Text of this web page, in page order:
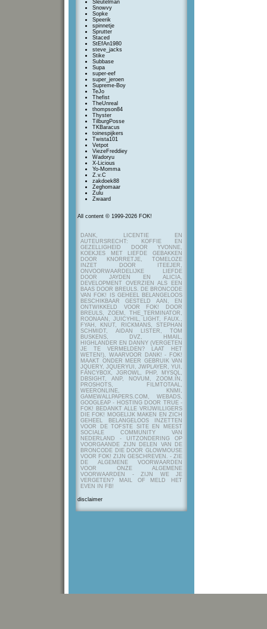
Sleutelman
Snowvy
Sopke
Speerik
spinnetje
Sprutter
Staced
StEfAn1980
steve_jacks
Stike
Subbase
Supa
super-eef
super_jeroen
Supreme-Boy
TeJo
Thefist
TheUnreal
thompson84
Thyster
TilburgPosse
TKBaracus
toinespijkers
Twista101
Vetpot
ViezeFreddiey
Wadoryu
X-Licious
Yo-Momma
Z.v.C
zakdoek88
Zeghomaar
Zulu
Zwaard
All content © 1999-2026 FOK!
DANK, LICENTIE EN
AUTEURSRECHT: KOFFIE EN
GEZELLIGHEID DOOR YVONNE,
KOEKJES MET LIEFDE GEBAKKEN
DOOR KNORRETJE, TOMELOZE
INZET DOOR ITEEJER,
ONVOORWAARDELIJKE LIEFDE
DOOR JAYDEN EN ALICIA,
DEVELOPMENT OVERZIEN ALS EEN
BAAS DOOR BREULS. DE BRONCODE
VAN FOK! IS GEHEEL BELANGELOOS
BESCHIKBAAR GESTELD AAN, EN
ONTWIKKELD VOOR FOK! DOOR
BREULS, ZOEM, THE_TERMINATOR,
ROONAAN, JUICYHIL, LIGHT, FAUX.,
FYAH, KNUT, RICKMANS, STEPHAN
SCHMIDT, AIDAN LISTER, TOM
BUSKENS, DVZ, HMAIL,
HIGHLANDER EN DANNY (VERGETEN
JE TE VERMELDEN? LAAT HET
WETEN!), WAARVOOR DANK! - FOK!
MAAKT ONDER MEER GEBRUIK VAN
JQUERY, JQUERYUI, JWPLAYER, YUI,
FANCYBOX, JGROWL, PHP, MYSQL,
DBSIGHT, ANP, NOVUM, ZOOM.IN,
PROSHOTS, FILMTOTAAL,
WEERONLINE, KNMI,
GAMEWALLPAPERS.COM, WEBADS,
GOOGLEAP - HOSTING DOOR TRUE -
FOK! BEDANKT ALLE VRIJWILLIGERS
DIE FOK! MOGELIJK MAKEN EN ZICH
GEHEEL BELANGELOOS INZETTEN
VOOR DE TOFSTE SITE EN MEEST
SOCIALE COMMUNITY VAN
NEDERLAND - UITZONDERING OP
VOORGAANDE ZIJN DELEN VAN DE
BRONCODE DIE DOOR GLOWMOUSE
VOOR FOK! ZIJN GESCHREVEN. - ZIE
DE ALGEMENE VOORWAARDEN
VOOR ONZE ALGEMENE
VOORWAARDEN - ZIJN WE JE
VERGETEN? MAIL OF MELD HET
EVEN IN FB!
disclaimer